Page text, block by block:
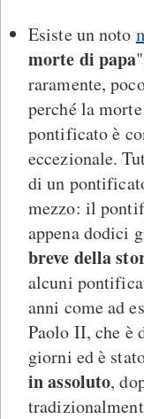
Esiste un noto
morte di papa
raramente,
perché la
pontificato è
eccezionale.
di un
mezzo: il
appena dodici
breve della
alcuni
anni come ad
Paolo II, che è
giorni ed è
in assoluto,